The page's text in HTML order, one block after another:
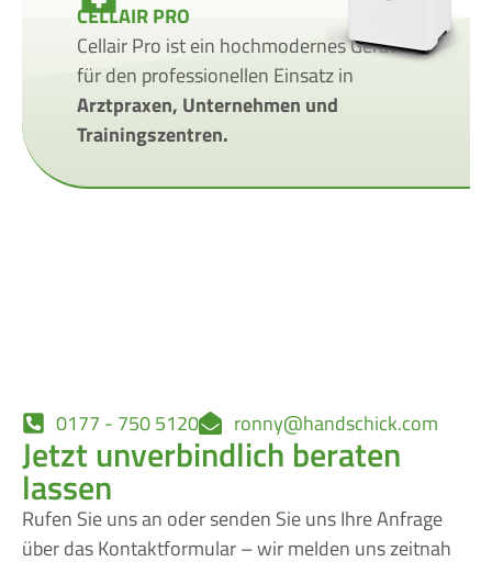
CELLAIR PRO
Cellair Pro ist ein hochmodernes Gerät
für den professionellen Einsatz in
Arztpraxen, Unternehmen und
Trainingszentren.
0177 - 750 5120 ronny@handschick.com
Jetzt unverbindlich beraten
lassen
Rufen Sie uns an oder senden Sie uns Ihre Anfrage
über das Kontaktformular – wir melden uns zeitnah